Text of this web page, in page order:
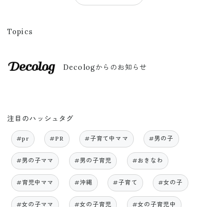
Topics
Decologからのお知らせ
注目のハッシュタグ
#pr #PR #子育て中ママ #男の子
#男の子ママ #男の子育児 #おきなわ
#育児中ママ #沖縄 #子育て #女の子
#女の子ママ #女の子育児 #女の子育児中